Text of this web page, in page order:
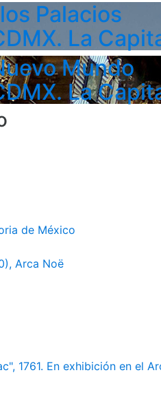
Palacios
La
Mundo
La
de México
Arca Noë
1761. En exhibición en el